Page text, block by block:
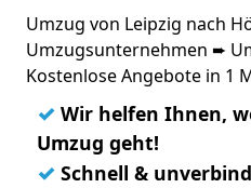
Umzug von Leipzig nach
Umzugsunternehmen ➨
Kostenlose Angebote in 1
✓ Wir helfen Ihnen,
Umzug geht!
✓ Schnell &